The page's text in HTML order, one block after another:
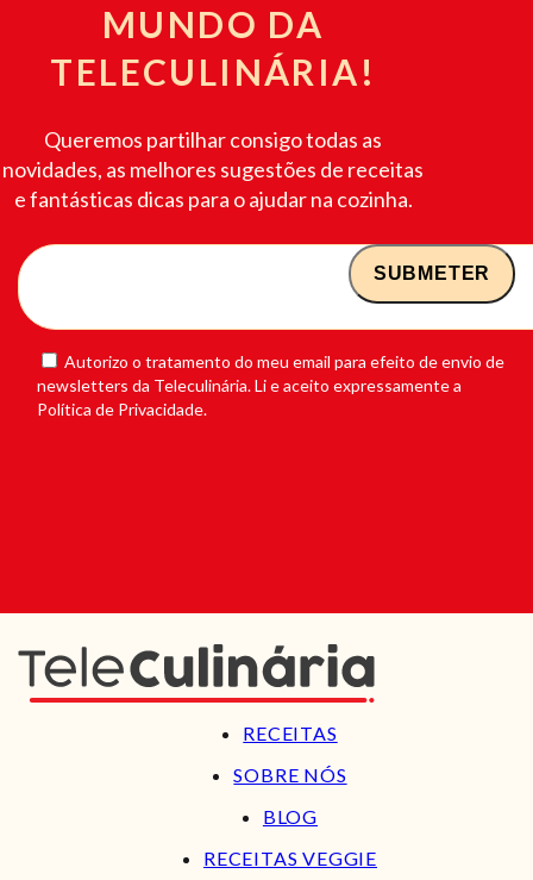
MUNDO DA
TELECULINÁRIA!
Queremos partilhar consigo todas as
novidades, as melhores sugestões de receitas
e fantásticas dicas para o ajudar na cozinha.
Autorizo o tratamento do meu email para efeito de envio de
newsletters da Teleculinária. Li e aceito expressamente a
Política de Privacidade.
RECEITAS
SOBRE NÓS
BLOG
RECEITAS VEGGIE